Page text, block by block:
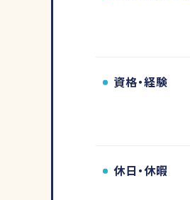
資格・経験
休日・休暇